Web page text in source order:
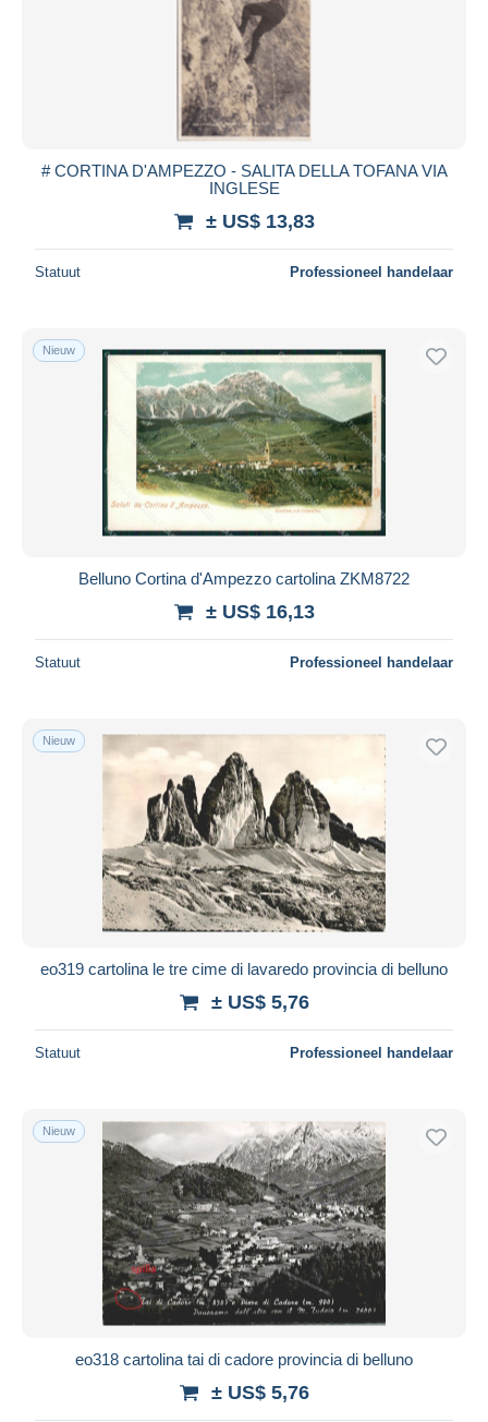
# CORTINA D'AMPEZZO - SALITA DELLA TOFANA VIA
INGLESE
± US$ 13,83
Statuut Professioneel handelaar
Nieuw
Belluno Cortina d'Ampezzo cartolina ZKM8722
± US$ 16,13
Statuut Professioneel handelaar
Nieuw
eo319 cartolina le tre cime di lavaredo provincia di belluno
± US$ 5,76
Statuut Professioneel handelaar
Nieuw
eo318 cartolina tai di cadore provincia di belluno
± US$ 5,76